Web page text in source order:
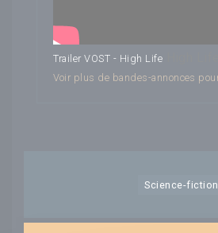
Trailer VOST - High Life
Voir plus de bandes-annonces
Science-fiction